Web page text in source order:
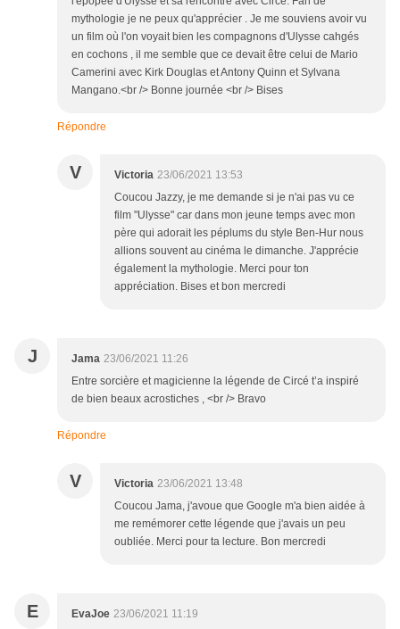
mythologie je ne peux qu'apprécier . Je me souviens avoir vu
un film où l'on voyait bien les compagnons d'Ulysse cahgés
en cochons , il me semble que ce devait être celui de Mario
Camerini avec Kirk Douglas et Antony Quinn et Sylvana
Mangano.<br /> Bonne journée <br /> Bises
Répondre
V Victoria 23/06/2021 13:53
Coucou Jazzy, je me demande si je n'ai pas vu ce
film "Ulysse" car dans mon jeune temps avec mon
père qui adorait les péplums du style Ben-Hur nous
allions souvent au cinéma le dimanche. J'apprécie
également la mythologie. Merci pour ton
appréciation. Bises et bon mercredi
J Jama 23/06/2021 11:26
Entre sorcière et magicienne la légende de Circé t’a inspiré
de bien beaux acrostiches , <br /> Bravo
Répondre
V Victoria 23/06/2021 13:48
Coucou Jama, j'avoue que Google m'a bien aidée à
me remémorer cette légende que j'avais un peu
oubliée. Merci pour ta lecture. Bon mercredi
E EvaJoe 23/06/2021 11:19